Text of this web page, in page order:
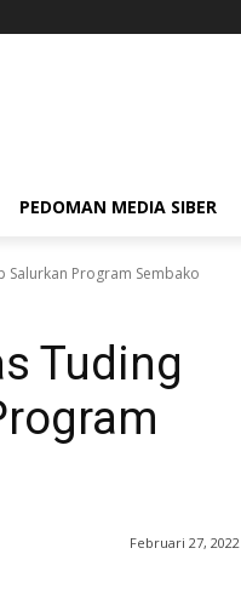
PEDOMAN MEDIA SIBER
Salurkan Program Sembako
Tuding
Februari 27, 2022